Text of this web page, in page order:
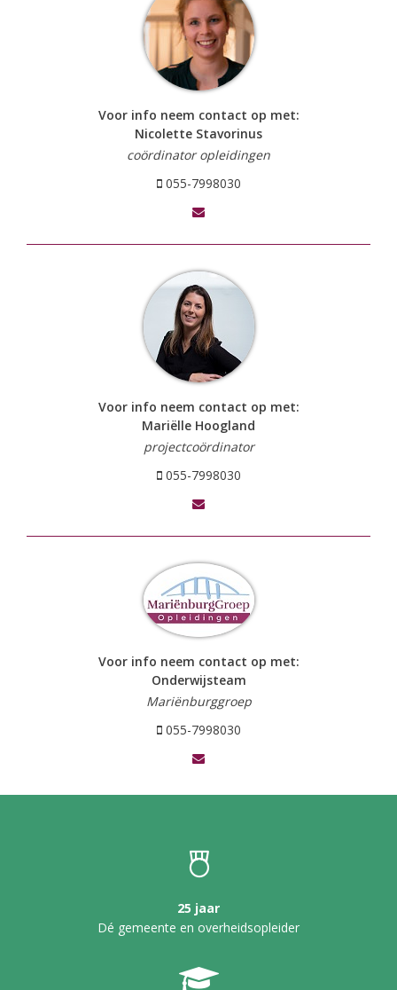
Voor info neem contact op met:
Nicolette Stavorinus
coördinator opleidingen
055-7998030
Voor info neem contact op met:
Mariëlle Hoogland
projectcoördinator
055-7998030
Voor info neem contact op met:
Onderwijsteam
Mariënburggroep
055-7998030
25 jaar
Dé gemeente en overheidsopleider